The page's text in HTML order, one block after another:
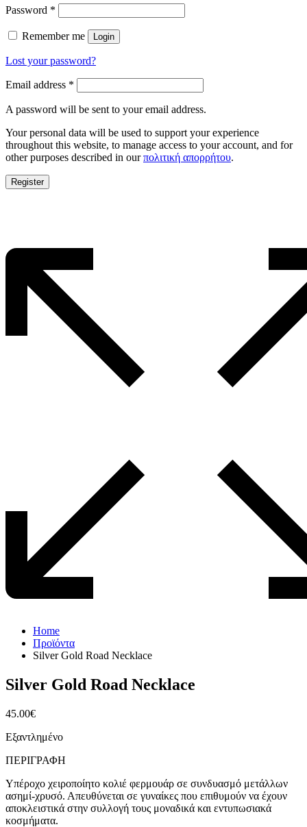
Password *
Remember me Login
Lost your password?
Email address *
A password will be sent to your email address.
Your personal data will be used to support your experience
throughout this website, to manage access to your account, and for
other purposes described in ourπολιτική απορρήτου.
Register
Home
Προϊόντα
Silver Gold Road Necklace
Silver Gold Road Necklace
45.00€
Εξαντλημένο
ΠΕΡΙΓΡΑΦΉ
Υπέροχο χειροποίητο κολιέ φερμουάρ σε συνδυασμό μετάλλων
ασημί-χρυσό. Απευθύνεται σε γυναίκες που επιθυμούν να έχουν
αποκλειστικά στην συλλογή τους μοναδικά και εντυπωσιακά
κοσμήματα.